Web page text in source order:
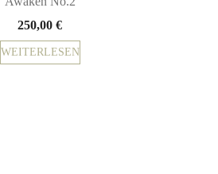
250,00 €
WEITERLESEN